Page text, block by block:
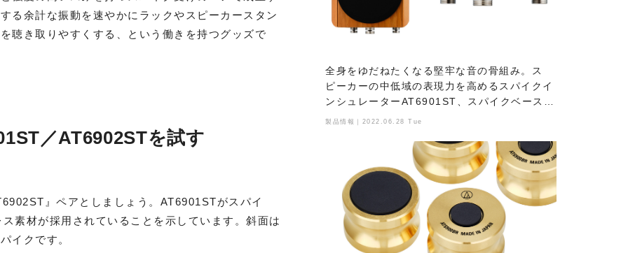
る余計な振動を速やかにラックやスピーカースタン
聴き取りやすくする、という働きを持つグッズで
／AT6902STを試す
』ペアとしましょう。AT6901STがスパイ
素材が採用されていることを示しています。斜面は
イクです。
全身をゆだねたくなる堅牢な音の骨組み。ス
ピーカーの中低域の表現力を高めるスパイクイ
ンシュレーターAT6901ST、スパイクベースの
AT6902ST。
製品情報｜2022.06.28 Tue